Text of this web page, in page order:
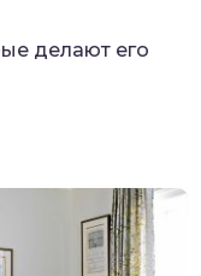
делают его